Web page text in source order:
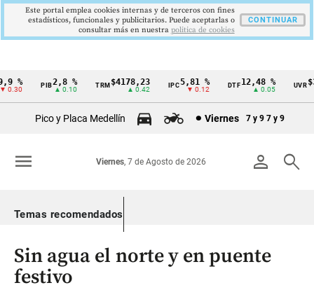
Cintillo
Colombia
% PIB2,8 %
▲ 0.10
TRM$4178,23
▲ 0.42
5,81 %
▼ 0.12
DTF12,48 %
▲ 0.05
UVR
Pico y Placa Medellín Viernes 7 y 9 7 y 9
person search
Viernes, 7 de Agosto de 2026
menu
Temas recomendados
Sin agua el norte y en puente
festivo
Este portal emplea cookies internas y de terceros con fines
estadísticos, funcionales y publicitarios. Puede aceptarlas o
consultar más en nuestra politica de cookies
CONTINUAR